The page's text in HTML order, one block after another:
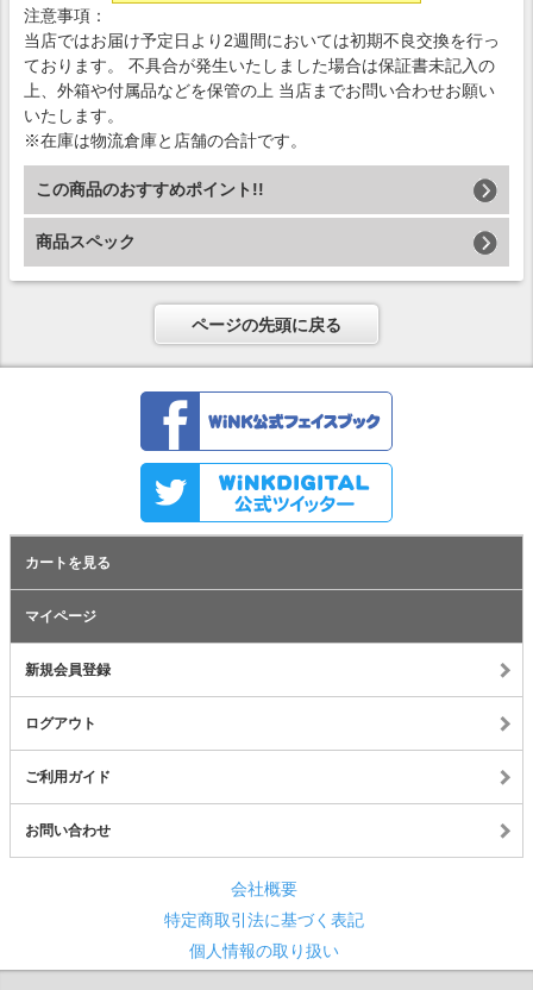
注意事項：
当店ではお届け予定日より2週間においては初期不良交換を行っ
ております。 不具合が発生いたしました場合は保証書未記入の
上、外箱や付属品などを保管の上 当店までお問い合わせお願い
いたします。
※在庫は物流倉庫と店舗の合計です。
この商品のおすすめポイント!!
商品スペック
ページの先頭に戻る
カートを見る
マイページ
新規会員登録
ログアウト
ご利用ガイド
お問い合わせ
会社概要
特定商取引法に基づく表記
個人情報の取り扱い